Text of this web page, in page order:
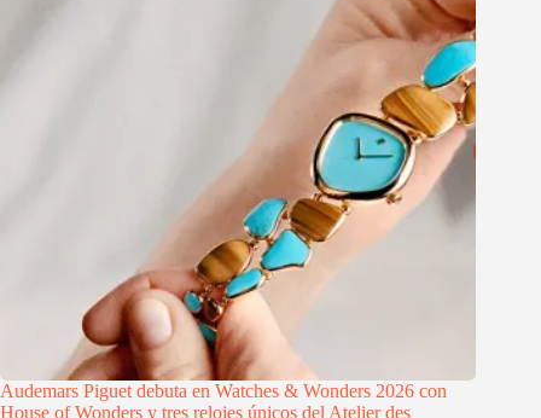
Audemars Piguet debuta en Watches & Wonders 2026 con
House of Wonders y tres relojes únicos del Atelier des